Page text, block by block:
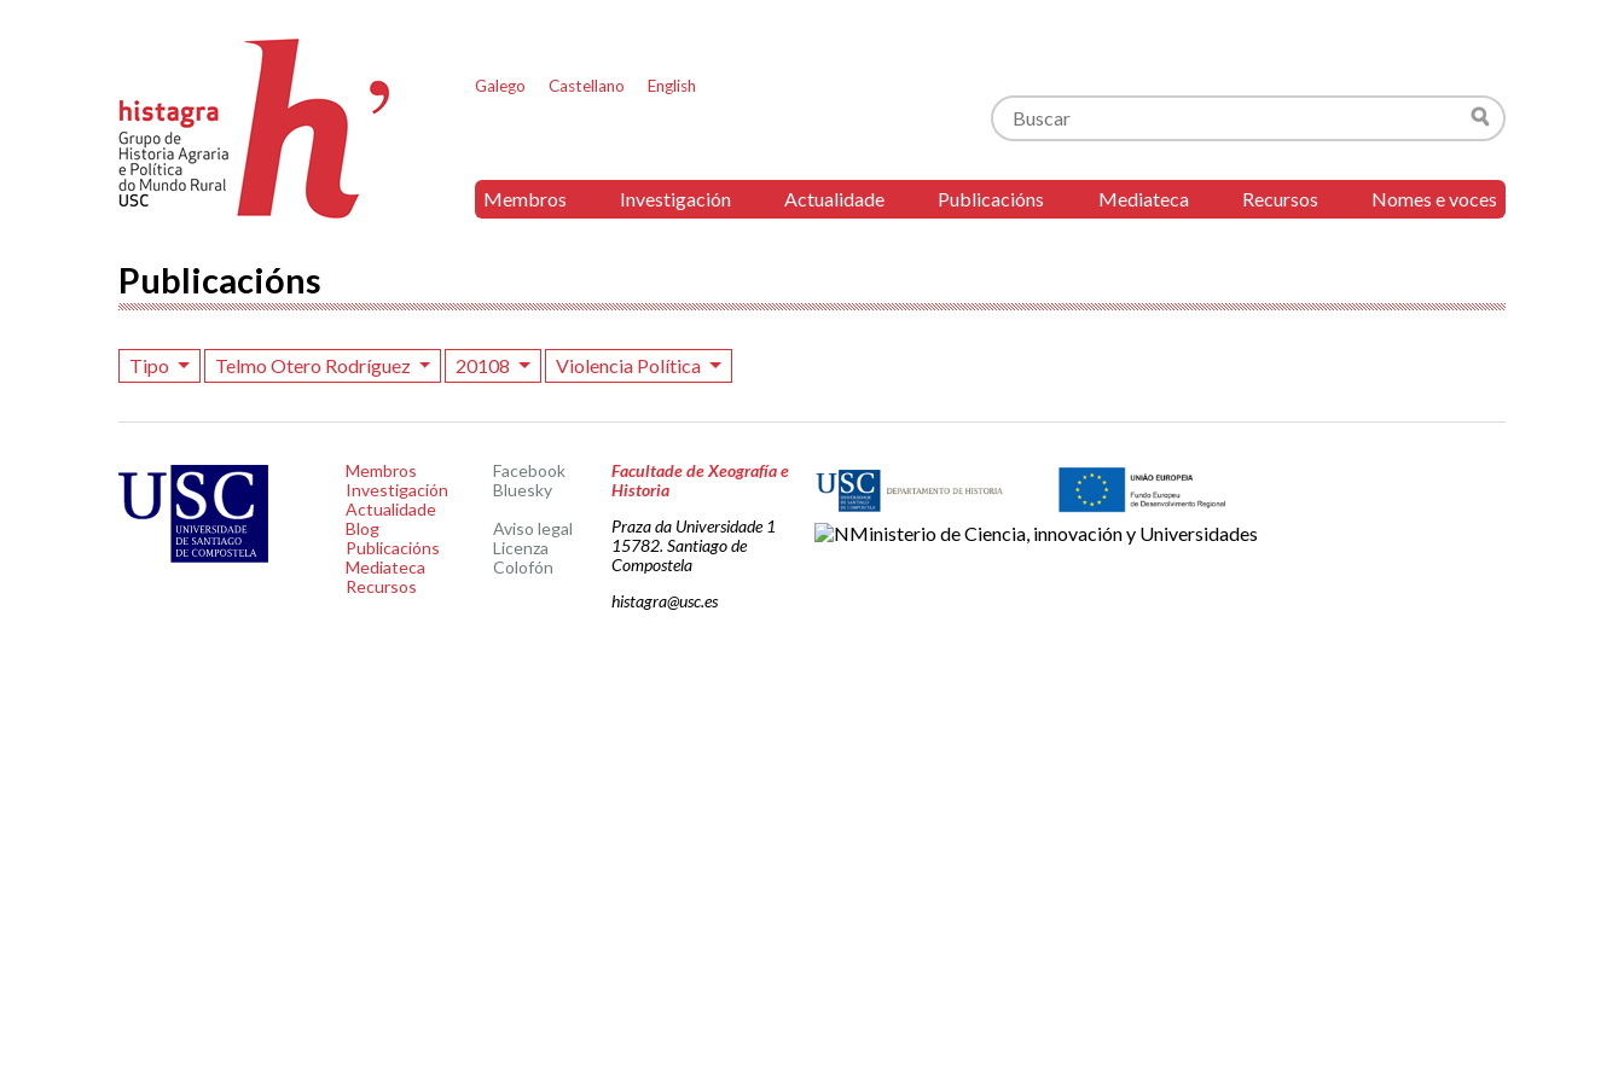
Galego Castellano English
Buscar
Buscar
Membros Investigación Actualidade Publicacións Mediateca Recursos Nomes e voces
Publicacións
Tipo Telmo Otero Rodríguez 20108 Violencia Política
Membros
Investigación
Actualidade
Blog
Publicacións
Mediateca
Recursos
Facebook
Bluesky
Aviso legal
Licenza
Colofón
Facultade de Xeografía e
Historia
Praza da Universidade 1
15782. Santiago de
Compostela
histagra@usc.es